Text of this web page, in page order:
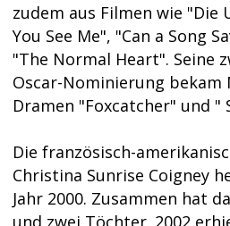
zudem aus Filmen wie "Die
You See Me", "Can a Song
"The Normal Heart". Seine
Oscar-Nominierung bekam
Dramen "Foxcatcher" und "
Die französisch-
Christina Sunrise Coigney
Jahr 2000. Zusammen hat
und zwei Töchter. 2002